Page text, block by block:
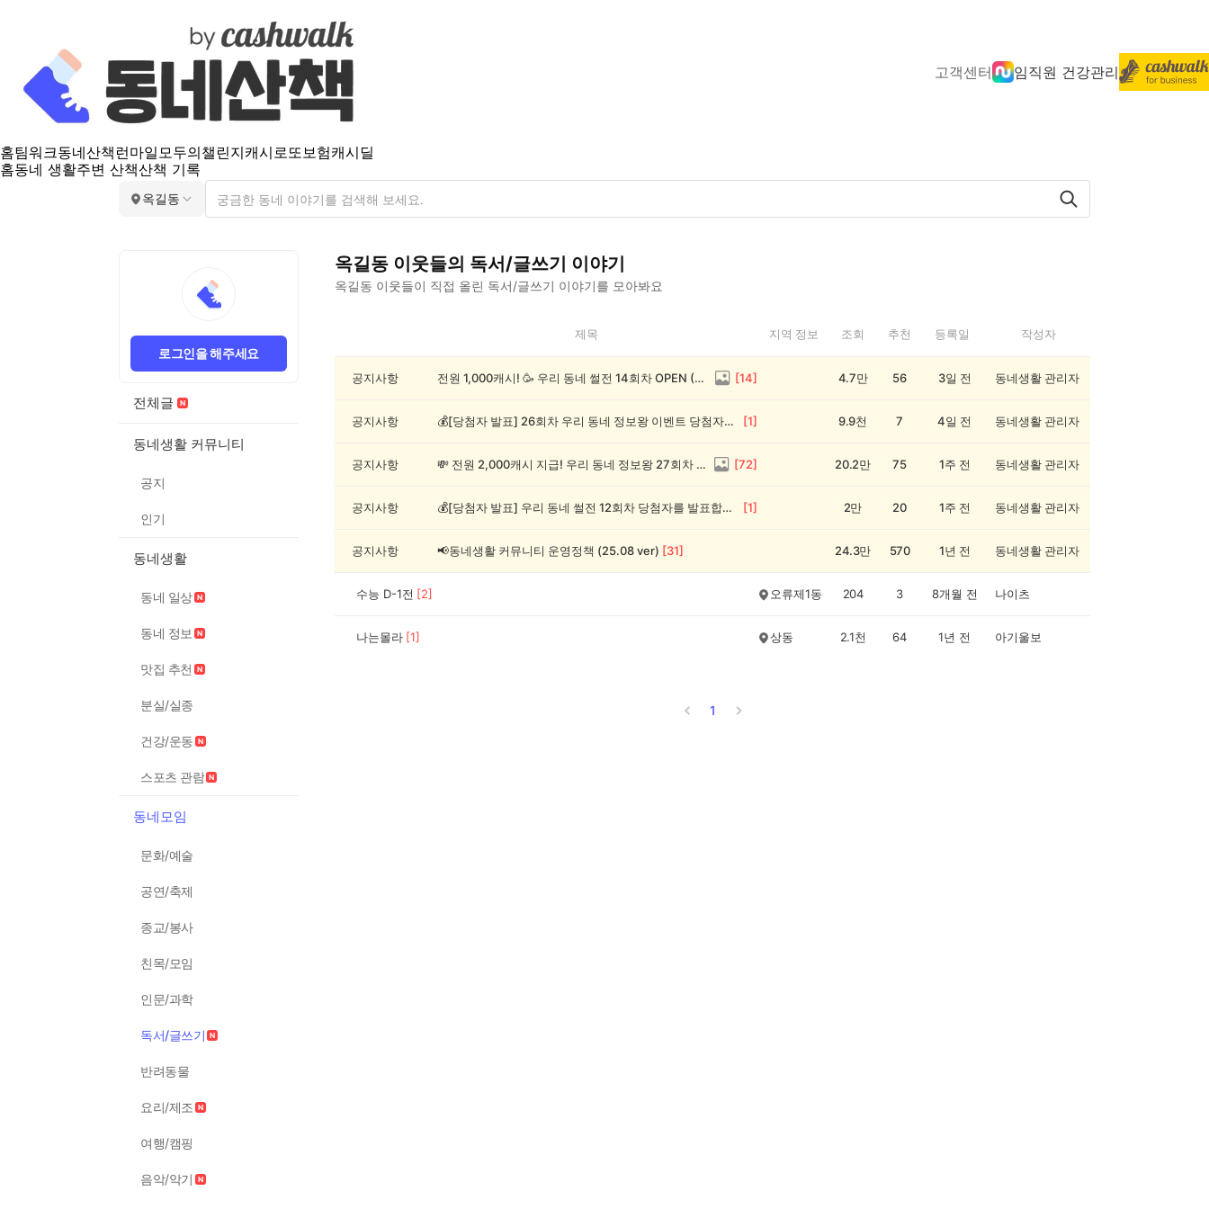
고객센터 임직원 건강관리
홈팀워크동네산책 런마일모두의챌린지캐시로또보험캐시딜
홈동네 생활주변 산책산책 기록
옥길동
로그인을 해주세요
전체글
동네생활 커뮤니티
공지
인기
동네생활
동네 일상
동네 정보
맛집 추천
분실/실종
건강/운동
스포츠 관람
동네모임
문화/예술
공연/축제
종교/봉사
친목/모임
인문/과학
독서/글쓰기
반려동물
요리/제조
여행/캠핑
음악/악기
옥길동 이웃들의 독서/글쓰기 이야기
옥길동 이웃들이 직접 올린 독서/글쓰기 이야기를 모아봐요
동
제목 지역 정보 조회 추천 등록일 작성자
공지사항 전원 1,000캐시! 🥳 우리 동네 썰전 14회차 OPEN (~8/17) [14] 4.7만 56 3일 전 동네생활 관리자
공지사항 💰[당첨자 발표] 26회차 우리 동네 정보왕 이벤트 당첨자를 발표합니다! [1] 9.9천 7 4일 전 동네생활 관리자
공지사항 💸 전원 2,000캐시 지급! 우리 동네 정보왕 27회차 (~8/10) [72] 20.2만 75 1주 전 동네생활 관리자
공지사항 💰[당첨자 발표] 우리 동네 썰전 12회차 당첨자를 발표합니다! [1] 2만 20 1주 전 동네생활 관리자
공지사항 📢동네생활 커뮤니티 운영정책 (25.08 ver) [31] 24.3만 570 1년 전 동네생활 관리자
수능 D-1전 [2] 오류제1동 204 3 8개월 전 나이츠
나는몰라 [1] 상동 2.1천 64 1년 전 아기울보
1